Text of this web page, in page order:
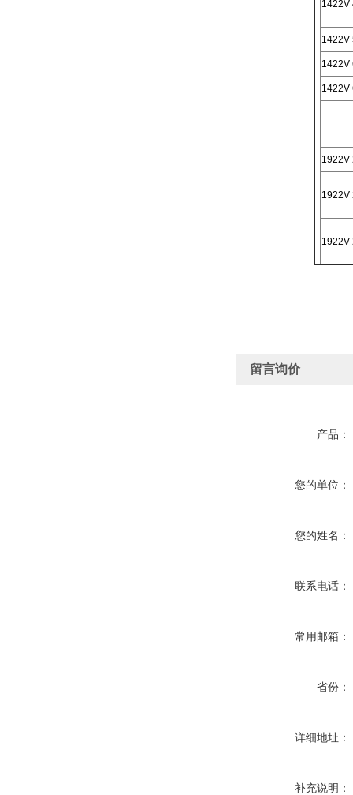
1422V
1422V
1422V
1422V
1922V
1922V
1922V
留言询价
产品：
您的单位：
您的姓名：
联系电话：
常用邮箱：
省份：
详细地址：
补充说明：